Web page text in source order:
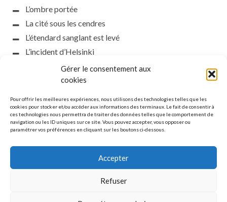
Gérer le consentement aux
cookies
Pour offrir les meilleures expériences, nous utilisons des technologies telles que les
cookies pour stocker et/ou accéder aux informations des terminaux. Le fait de consentir à
ces technologies nous permettra de traiter des données telles que le comportement de
navigation ou les ID uniques sur ce site. Vous pouvez accepter, vous opposer ou
paramétrer vos préférences en cliquant sur les boutons ci-dessous.
Accepter
Refuser
L’ombre portée
La cité sous les cendres
L’étendard sanglant est levé
L’incident d’Helsinki
la petite fasciste
Toutes les nuances de la nuit
Que s’obscurcissent le soleil et la lumière
Le silence